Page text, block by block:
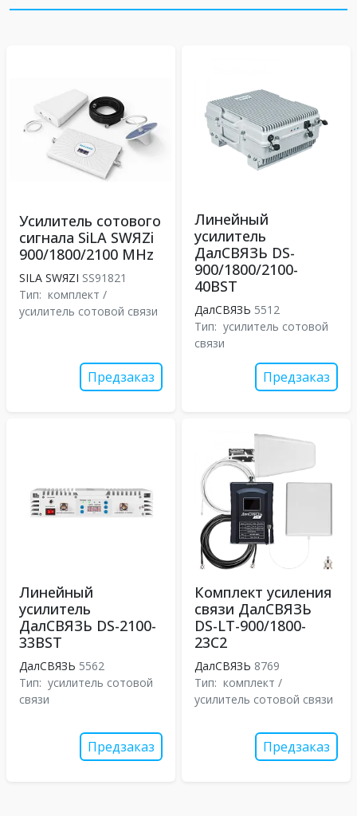
Усилитель сотового
сигнала SiLA SWЯZi
900/1800/2100 MHz
SILA SWЯZI SS91821
Тип: комплект /
усилитель сотовой связи
Предзаказ
Линейный
усилитель
ДалСВЯЗЬ DS-
900/1800/2100-
40BST
ДалСВЯЗЬ 5512
Тип: усилитель сотовой
связи
Предзаказ
Линейный
усилитель
ДалСВЯЗЬ DS-2100-
33BST
ДалСВЯЗЬ 5562
Тип: усилитель сотовой
связи
Предзаказ
Комплект усиления
связи ДалСВЯЗЬ
DS-LT-900/1800-
23C2
ДалСВЯЗЬ 8769
Тип: комплект /
усилитель сотовой связи
Предзаказ